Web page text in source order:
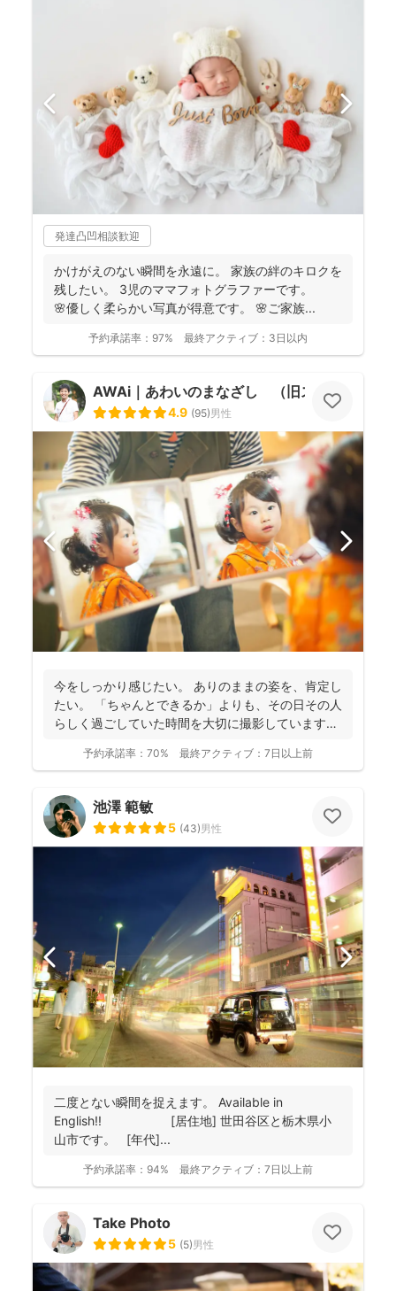
発達凸凹相談歓迎
かけがえのない瞬間を永遠に。 家族の絆のキロクを
残したい。 3児のママフォトグラファーです。
🌸優しく柔らかい写真が得意です。 🌸ご家族...
予約承諾率： 97% 最終アクティブ： 3日以内
AWAi｜あわいのまなざし （旧スマイルツリ
4.9 (95)男性
今をしっかり感じたい。 ありのままの姿を、肯定し
たい。 「ちゃんとできるか」よりも、その日その人
らしく過ごしていた時間を大切に撮影しています。
予約承諾率： 70% 最終アクティブ： 7日以上前
池澤 範敏
5 (43)男性
二度とない瞬間を捉えます。 Available in
English!! [居住地] 世田谷区と栃木県小
山市です。 [年代]...
予約承諾率： 94% 最終アクティブ： 7日以上前
Take Photo
5 (5)男性